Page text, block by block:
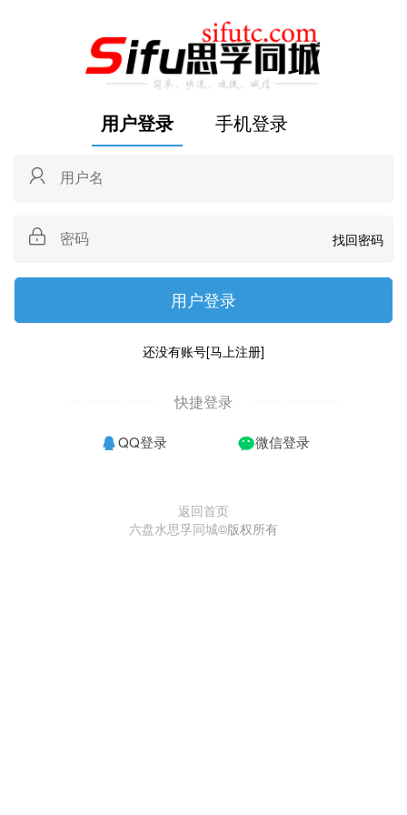
用户登录 手机登录
找回密码
还没有账号[马上注册]
快捷登录
QQ登录 微信登录
返回首页
六盘水思孚同城©版权所有